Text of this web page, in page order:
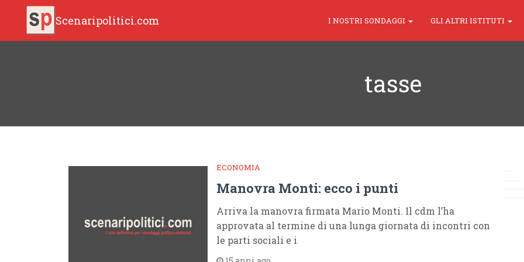
Scenaripolitici.com I NOSTRI SONDAGGI GLI ALTRI ISTITUTI
tasse
ECONOMIA
Manovra Monti: ecco i punti
Arriva la manovra firmata Mario Monti. Il cdm l’ha
approvata al termine di una lunga giornata di incontri con
le parti sociali e i